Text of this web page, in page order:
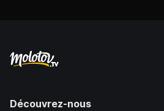
Découvrez-nous